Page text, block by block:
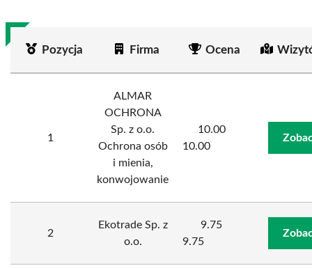
Pozycja Firma Ocena
1
ALMAR
OCHRONA
Sp. z o.o.
Ochrona osób
i mienia,
konwojowanie
10.00
10.00
2
Ekotrade Sp. z
o.o.
9.75
9.75